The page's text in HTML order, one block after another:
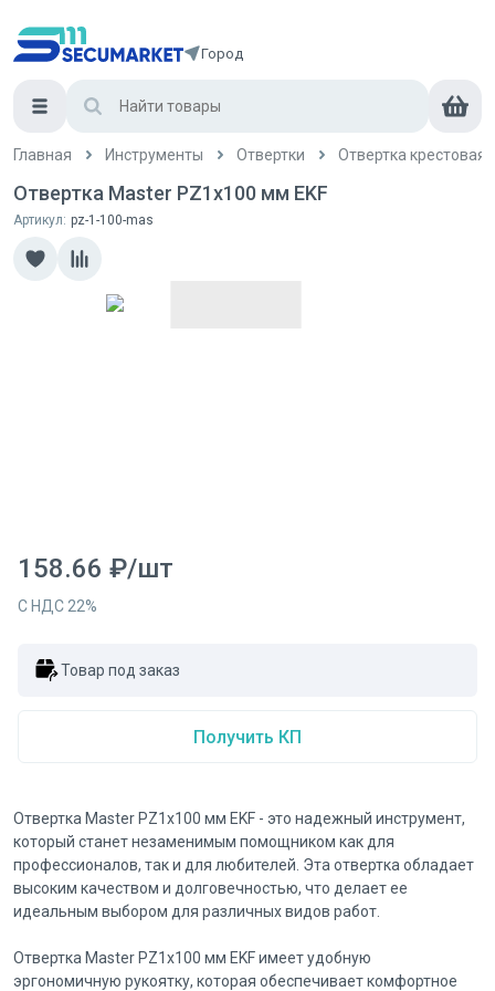
Город
Главная Инструменты Отвертки Отвертка крестовая
Отвертка Master PZ1x100 мм EKF
Артикул: pz-1-100-mas
158.66 ₽/шт
С НДС 22%
Товар под заказ
Получить КП
Отвертка Master PZ1x100 мм EKF - это надежный инструмент,
который станет незаменимым помощником как для
профессионалов, так и для любителей. Эта отвертка обладает
высоким качеством и долговечностью, что делает ее
идеальным выбором для различных видов работ.
Отвертка Master PZ1x100 мм EKF имеет удобную
эргономичную рукоятку, которая обеспечивает комфортное